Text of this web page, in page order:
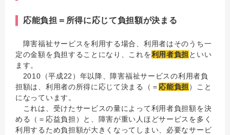
応能負担＝所得に応じて負担額が決まる
障害福祉サービスを利用する場合、利用者はそのうち一
定の金額を負担することになり、これを利用者負担といい
ます。
2010（平成22）年以降、障害福祉サービスの利用者負
担額は、利用者の所得に応じて決まる（＝ 応能負担）こと
になっています。
これは、受けたサービスの量によって利用者負担額を決
める（＝応益負担）と、障害が重い人ほどサービスを多く
利用するため負担額が大きくなってしまい、必要なサービ